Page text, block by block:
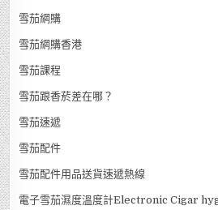
雪茄網購
雪茄網購香港
雪茄課程
雪茄跟香菸差在哪？
雪茄速遞
雪茄配件
雪茄配件用品送貨速遞熱線
電子雪茄濕度溫度計Electronic Cigar